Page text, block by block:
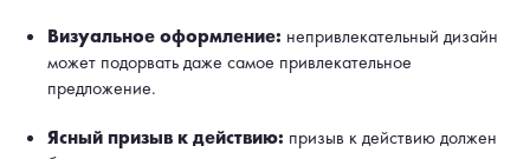
Визуальное оформление: непривлекательный дизайн
может подорвать даже самое привлекательное
предложение.
Ясный призыв к действию: призыв к действию должен